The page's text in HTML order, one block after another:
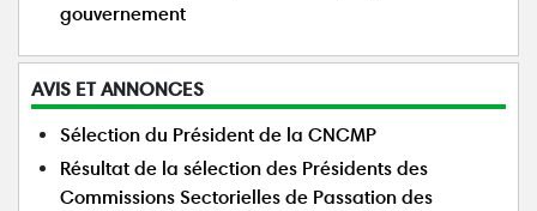
gouvernement
AVIS ET ANNONCES
Sélection du Président de la CNCMP
Résultat de la sélection des Présidents des
Commissions Sectorielles de Passation des